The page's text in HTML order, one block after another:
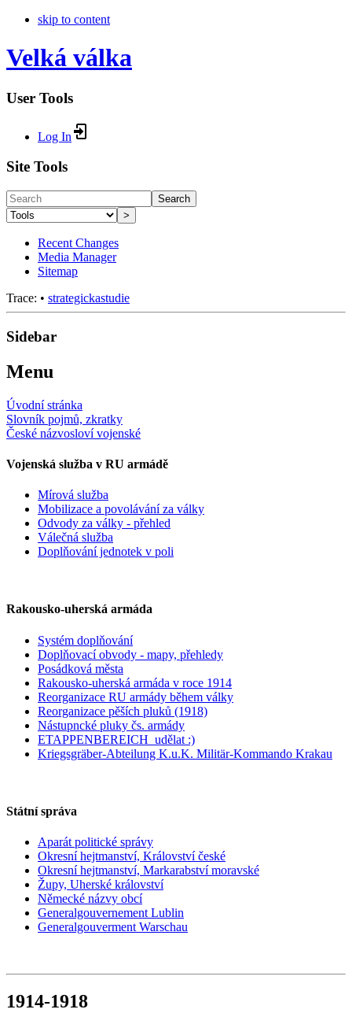
skip to content
Velká válka
User Tools
Log In
Site Tools
Search
>
Recent Changes
Media Manager
Sitemap
Trace: • strategickastudie
Sidebar
Menu
Úvodní stránka
Slovník pojmů, zkratky
České názvosloví vojenské
Vojenská služba v RU armádě
Mírová služba
Mobilizace a povolávání za války
Odvody za války - přehled
Válečná služba
Doplňování jednotek v poli
Rakousko-uherská armáda
Systém doplňování
Doplňovací obvody - mapy, přehledy
Posádková města
Rakousko-uherská armáda v roce 1914
Reorganizace RU armády během války
Reorganizace pěších pluků (1918)
Nástupncké pluky čs. armády
ETAPPENBEREICH_udělat :)
Kriegsgräber-Abteilung K.u.K. Militär-Kommando Krakau
Státní správa
Aparát politické správy
Okresní hejtmanství, Království české
Okresní hejtmanství, Markarabství moravské
Župy, Uherské království
Německé názvy obcí
Generalgouvernement Lublin
Generalgouverment Warschau
1914-1918